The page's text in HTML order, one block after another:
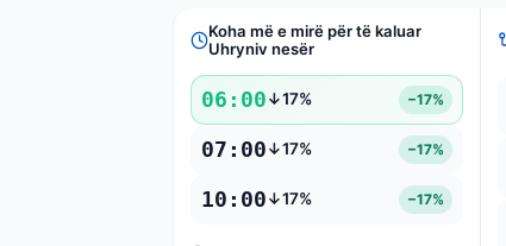
Koha më e mirë për të kaluar
Uhryniv nesër
06:00↓17% −17%
07:00↓17% −17%
10:00↓17% −17%